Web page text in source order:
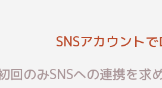
SNSアカウント
回のみSNSへの連携を求